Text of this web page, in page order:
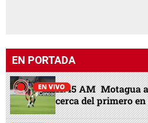
EN PORTADA
11:45 AM Motagua
cerca del primero